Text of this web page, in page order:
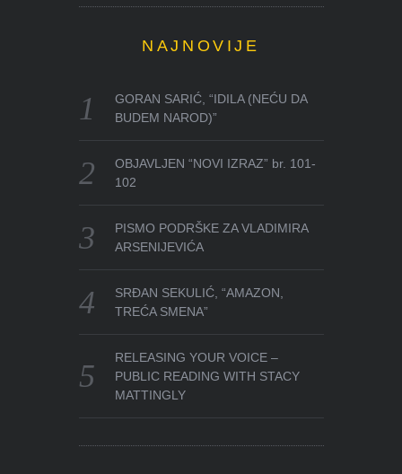
NAJNOVIJE
GORAN SARIĆ, “IDILA (NEĆU DA
BUDEM NAROD)”
OBJAVLJEN “NOVI IZRAZ” br. 101-
102
PISMO PODRŠKE ZA VLADIMIRA
ARSENIJEVIĆA
SRĐAN SEKULIĆ, “AMAZON,
TREĆA SMENA”
RELEASING YOUR VOICE –
PUBLIC READING WITH STACY
MATTINGLY